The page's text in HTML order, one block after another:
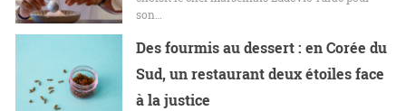
son…
Des fourmis au dessert : en Corée du
Sud, un restaurant deux étoiles face
à la justice